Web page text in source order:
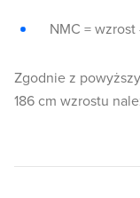
NMC =
Zgodnie z
186 cm wzrostu